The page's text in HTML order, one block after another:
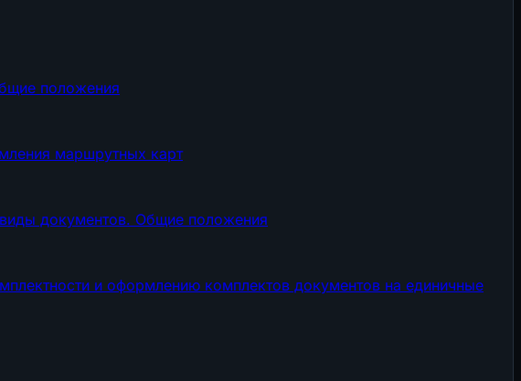
положения
маршрутных карт
документов. Общие положения
и оформлению комплектов документов на единичные